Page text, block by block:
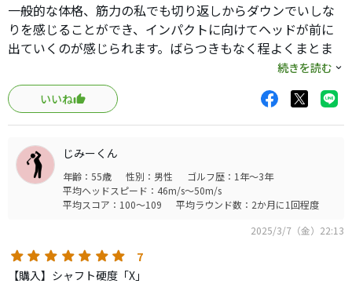
一般的な体格、筋力の私でも切り返しからダウンでいしな
りを感じることができ、インパクトに向けてヘッドが前に
出ていくのが感じられます。ばらつきもなく程よくまとま
るのでインパクト時は安定感があります。飛距離も伸びま
した。
続きを読む
いいね
じみーくん
年齢：55歳 性別：男性
ゴルフ歴：1年～3年
平均ヘッドスピード：46m/s～50m/s
平均スコア：100～109
平均ラウンド数：2か月に1回程度
2025/3/7（金）22:13
7
【購入】シャフト硬度「X」